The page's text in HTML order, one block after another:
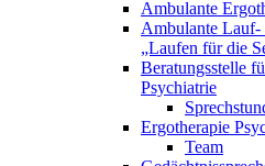
Ambulante
Ambulante
„Laufen für die
Beratungsstelle
Psychiatrie
Ergotherapie
Team